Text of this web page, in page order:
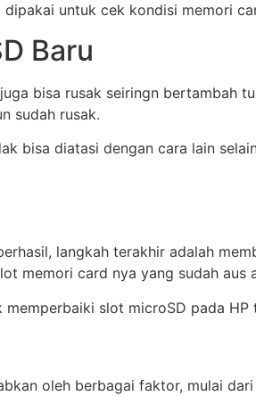
untuk cek kondisi memori
Baru
bisa rusak seiringn bertambah
sudah rusak.
bisa diatasi dengan cara lain
langkah terakhir adalah
memori card nya yang sudah aus
slot microSD pada
oleh berbagai faktor, mulai